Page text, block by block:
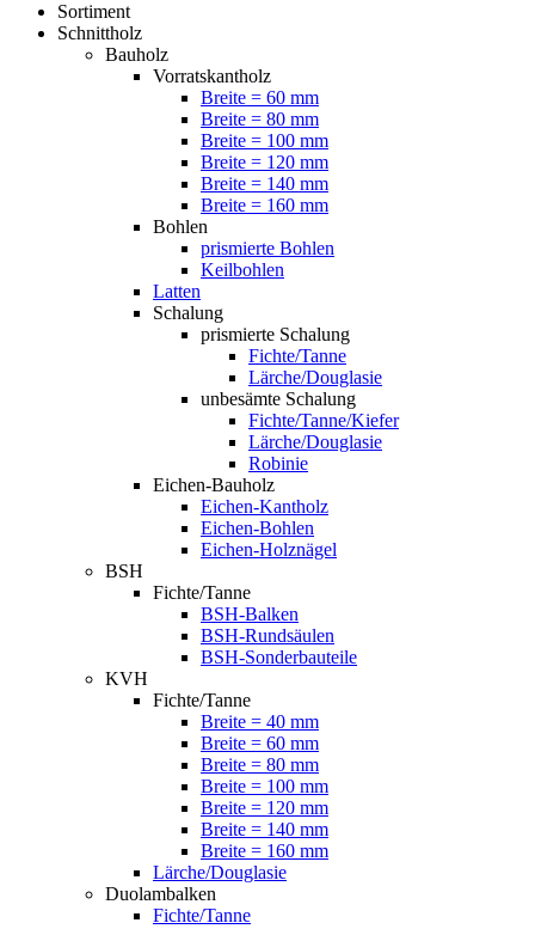
Sortiment
Schnittholz
Bauholz
Vorratskantholz
Breite = 60 mm
Breite = 80 mm
Breite = 100 mm
Breite = 120 mm
Breite = 140 mm
Breite = 160 mm
Bohlen
prismierte Bohlen
Keilbohlen
Latten
Schalung
prismierte Schalung
Fichte/Tanne
Lärche/Douglasie
unbesämte Schalung
Fichte/Tanne/Kiefer
Lärche/Douglasie
Robinie
Eichen-Bauholz
Eichen-Kantholz
Eichen-Bohlen
Eichen-Holznägel
BSH
Fichte/Tanne
BSH-Balken
BSH-Rundsäulen
BSH-Sonderbauteile
KVH
Fichte/Tanne
Breite = 40 mm
Breite = 60 mm
Breite = 80 mm
Breite = 100 mm
Breite = 120 mm
Breite = 140 mm
Breite = 160 mm
Lärche/Douglasie
Duolambalken
Fichte/Tanne